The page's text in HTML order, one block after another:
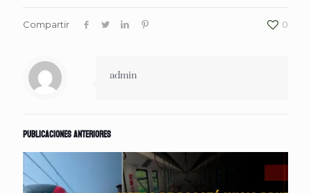
Compartir 0
admin
Publicaciones anteriores